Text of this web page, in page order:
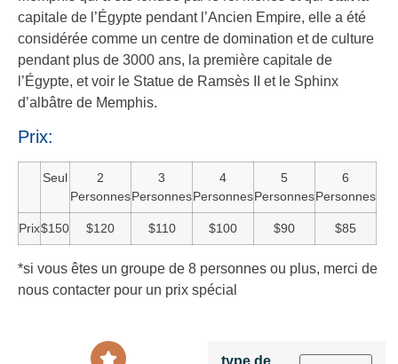
capitale de l’Égypte pendant l’Ancien Empire, elle a été
considérée comme un centre de domination et de culture
pendant plus de 3000 ans, la première capitale de
l’Égypte, et voir le Statue de Ramsès II et le Sphinx
d’albâtre de Memphis.
Prix:
Seul
2
Personnes
3
Personnes
4
Personnes
5
Personnes
6
Personnes
Prix$150 $120 $110 $100 $90 $85
*si vous êtes un groupe de 8 personnes ou plus, merci de
nous contacter pour un prix spécial
type de